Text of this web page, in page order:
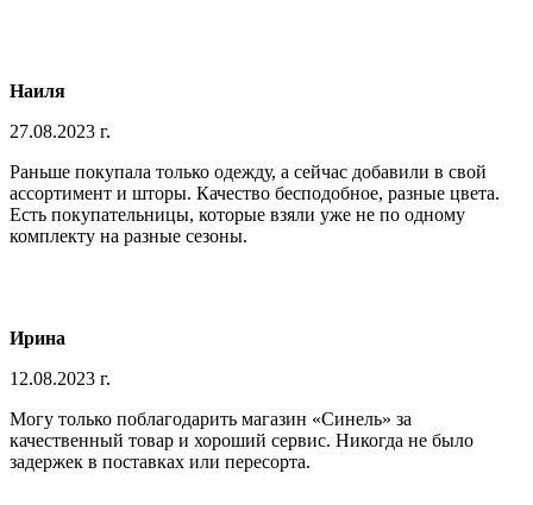
Наиля
27.08.2023 г.
Раньше покупала только одежду, а сейчас добавили в свой
ассортимент и шторы. Качество бесподобное, разные цвета.
Есть покупательницы, которые взяли уже не по одному
комплекту на разные сезоны.
Ирина
12.08.2023 г.
Могу только поблагодарить магазин «Синель» за
качественный товар и хороший сервис. Никогда не было
задержек в поставках или пересорта.